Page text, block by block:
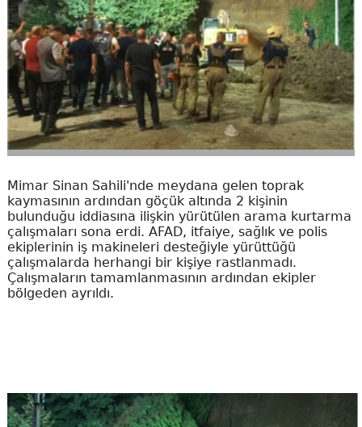
Mimar Sinan Sahili'nde meydana gelen toprak
kaymasının ardından göçük altında 2 kişinin
bulunduğu iddiasına ilişkin yürütülen arama kurtarma
çalışmaları sona erdi. AFAD, itfaiye, sağlık ve polis
ekiplerinin iş makineleri desteğiyle yürüttüğü
çalışmalarda herhangi bir kişiye rastlanmadı.
Çalışmaların tamamlanmasının ardından ekipler
bölgeden ayrıldı.